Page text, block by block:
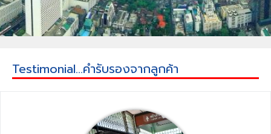
Testimonial...คำรับรองจากลูกค้า